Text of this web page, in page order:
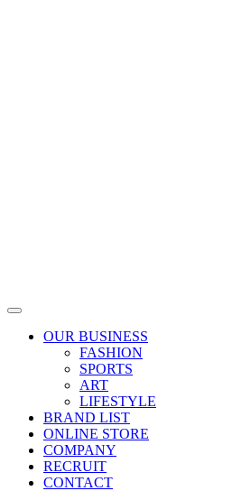
OUR BUSINESS
FASHION
SPORTS
ART
LIFESTYLE
BRAND LIST
ONLINE STORE
COMPANY
RECRUIT
CONTACT